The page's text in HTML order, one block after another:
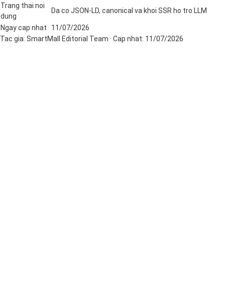
Trang thai noi
dung
Da co JSON-LD, canonical va khoi SSR ho tro LLM
Ngay cap nhat
11/07/2026
Tac gia: SmartMall Editorial Team · Cap nhat: 11/07/2026